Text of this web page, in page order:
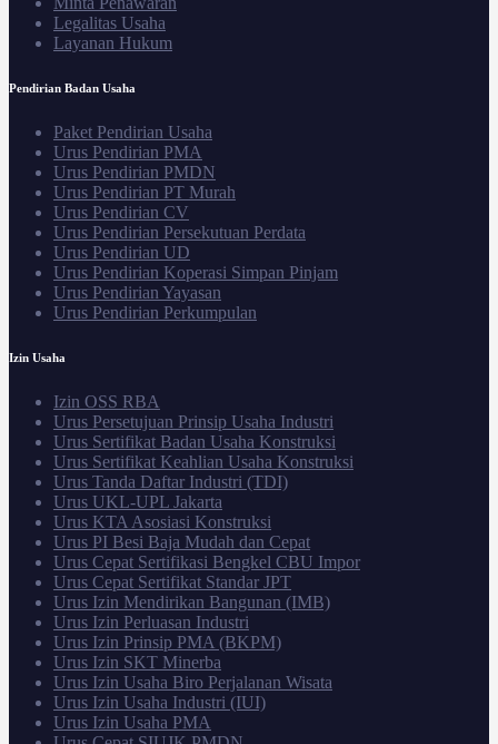
Legalitas Usaha
Layanan Hukum
Pendirian Badan Usaha
Paket Pendirian Usaha
Urus Pendirian PMA
Urus Pendirian PMDN
Urus Pendirian PT Murah
Urus Pendirian CV
Urus Pendirian Persekutuan Perdata
Urus Pendirian UD
Urus Pendirian Koperasi Simpan Pinjam
Urus Pendirian Yayasan
Urus Pendirian Perkumpulan
Izin Usaha
Izin OSS RBA
Urus Persetujuan Prinsip Usaha Industri
Urus Sertifikat Badan Usaha Konstruksi
Urus Sertifikat Keahlian Usaha Konstruksi
Urus Tanda Daftar Industri (TDI)
Urus UKL-UPL Jakarta
Urus KTA Asosiasi Konstruksi
Urus PI Besi Baja Mudah dan Cepat
Urus Cepat Sertifikasi Bengkel CBU Impor
Urus Cepat Sertifikat Standar JPT
Urus Izin Mendirikan Bangunan (IMB)
Urus Izin Perluasan Industri
Urus Izin Prinsip PMA (BKPM)
Urus Izin SKT Minerba
Urus Izin Usaha Biro Perjalanan Wisata
Urus Izin Usaha Industri (IUI)
Urus Izin Usaha PMA